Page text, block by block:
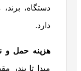
دستگاه،
دارد.
هزینه حمل و
مبدا تا بندر